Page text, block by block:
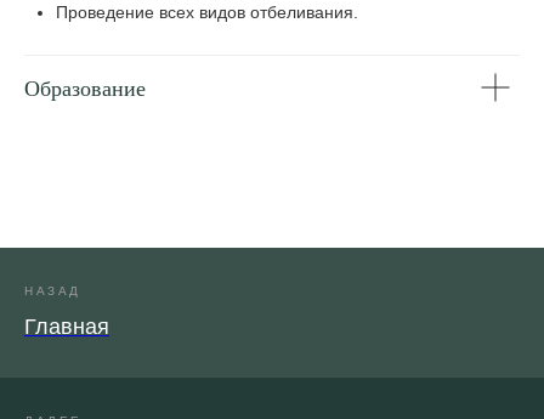
Проведение всех видов отбеливания.
Образование
НАЗАД
Главная
КТ вподарок!
Для взрослых и детей